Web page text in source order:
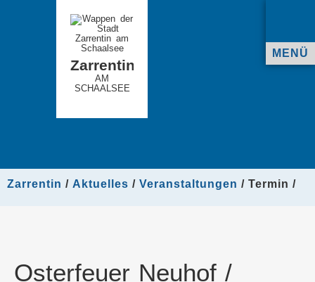
MENÜ
Zarrentin
AM
SCHAALSEE
Zarrentin Aktuelles Veranstaltungen Termin
Osterfeuer Neuhof /